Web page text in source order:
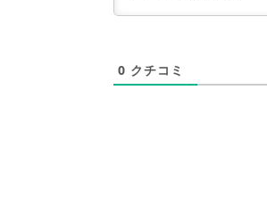
0 クチコミ